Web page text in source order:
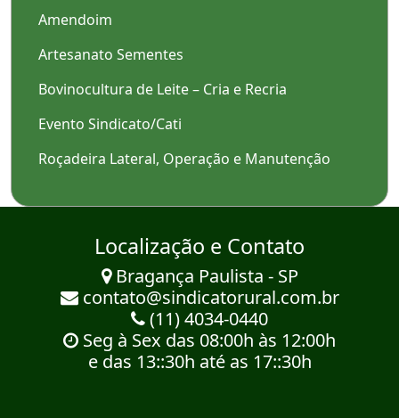
Amendoim
Artesanato Sementes
Bovinocultura de Leite – Cria e Recria
Evento Sindicato/Cati
Roçadeira Lateral, Operação e Manutenção
Localização e Contato
Bragança Paulista - SP
contato@sindicatorural.com.br
(11) 4034-0440
Seg à Sex das 08:00h às 12:00h
e das 13::30h até as 17::30h